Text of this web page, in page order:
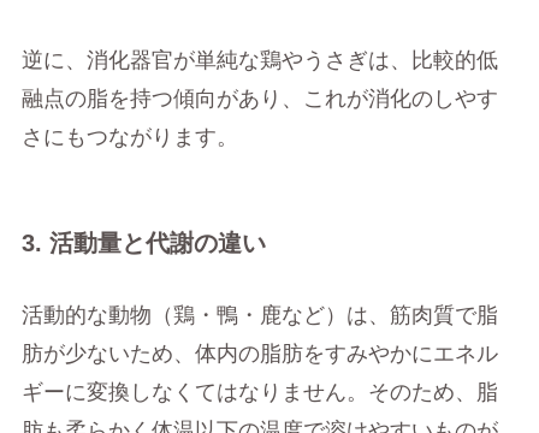
逆に、消化器官が単純な鶏やうさぎは、比較的低
融点の脂を持つ傾向があり、これが消化のしやす
さにもつながります。
3. 活動量と代謝の違い
活動的な動物（鶏・鴨・鹿など）は、筋肉質で脂
肪が少ないため、体内の脂肪をすみやかにエネル
ギーに変換しなくてはなりません。そのため、脂